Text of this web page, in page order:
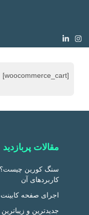
[woocommerce_cart]
مقالات پربازدید
سنگ کورین چیست؟
کاربردهای آن
اجرای صفحه
جدیدترین و